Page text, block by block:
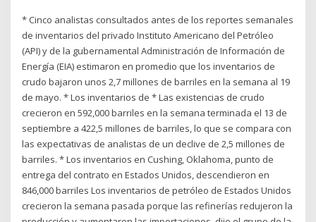
* Cinco analistas consultados antes de los reportes semanales
de inventarios del privado Instituto Americano del Petróleo
(API) y de la gubernamental Administración de Información de
Energía (EIA) estimaron en promedio que los inventarios de
crudo bajaron unos 2,7 millones de barriles en la semana al 19
de mayo. * Los inventarios de * Las existencias de crudo
crecieron en 592,000 barriles en la semana terminada el 13 de
septiembre a 422,5 millones de barriles, lo que se compara con
las expectativas de analistas de un declive de 2,5 millones de
barriles. * Los inventarios en Cushing, Oklahoma, punto de
entrega del contrato en Estados Unidos, descendieron en
846,000 barriles Los inventarios de petróleo de Estados Unidos
crecieron la semana pasada porque las refinerías redujeron la